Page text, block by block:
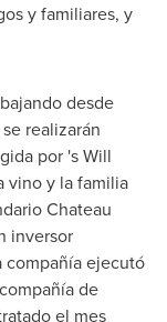
y familiares, y
desde
realizarán
por 'sWill
vino y la familia
Chateau
inversor
compañía ejecutó
de
el mes